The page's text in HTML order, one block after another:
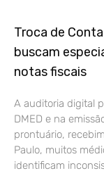
Troca de
buscam
notas fiscais
A auditoria digital
DMED e na
prontuário,
Paulo, muitos
identificam